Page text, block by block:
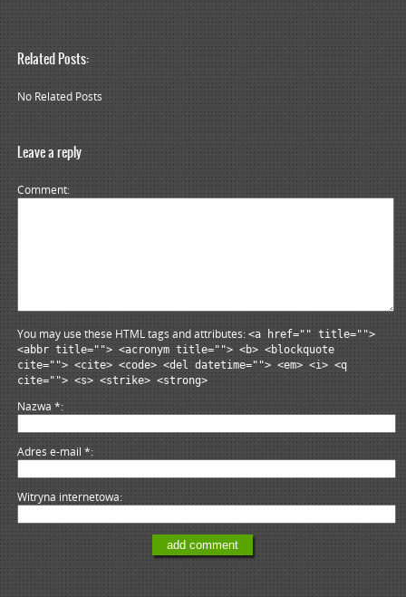
Related Posts:
No Related Posts
Leave a reply
Comment
You may use these HTML tags and attributes:<a href="" title="">
<abbr title=""> <acronym title=""> <b> <blockquote
cite=""> <cite> <code> <del datetime=""> <em> <i> <q
cite=""> <s> <strike> <strong>
Nazwa*
Adres e-mail*
Witryna internetowa